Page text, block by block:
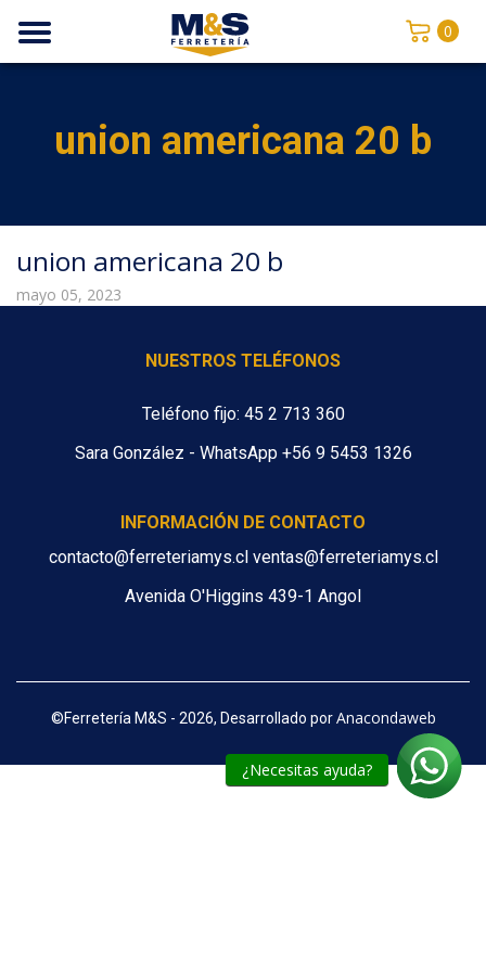
¿Necesitas ayuda?
0
union americana 20 b
union americana 20 b
mayo 05, 2023
NUESTROS TELÉFONOS
Teléfono fijo: 45 2 713 360
Sara González - WhatsApp +56 9 5453 1326
INFORMACIÓN DE CONTACTO
contacto@ferreteriamys.cl ventas@ferreteriamys.cl
Avenida O'Higgins 439-1 Angol
©Ferretería M&S - 2026, Desarrollado por Anacondaweb